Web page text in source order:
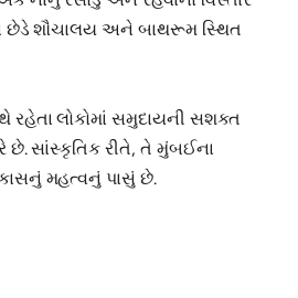
છેડે શૌચાલય અને બાથરૂમ સ્થિત
રહેતા લોકોમાં સમુદાયની સશક્ત
છે. સાંસ્કૃતિક રીતે, તે મુંબઈના
મહત્વનું પાસું છે.